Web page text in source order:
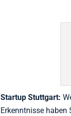
Startup Stuttgart:
Erkenntnisse haben